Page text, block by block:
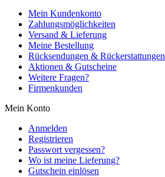
Mein Kundenkonto
Zahlungsmöglichkeiten
Versand & Lieferung
Meine Bestellung
Rücksendungen & Rückerstattungen
Aktionen & Gutscheine
Weitere Fragen?
Firmenkunden
Mein Konto
Anmelden
Registrieren
Passwort vergessen?
Wo ist meine Lieferung?
Gutschein einlösen